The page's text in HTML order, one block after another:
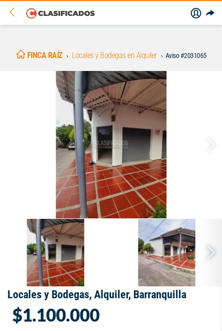
FINCA RAÍZ Locales y Bodegas en Alquiler Aviso #2031065
Locales y Bodegas, Alquiler, Barranquilla
$1.100.000